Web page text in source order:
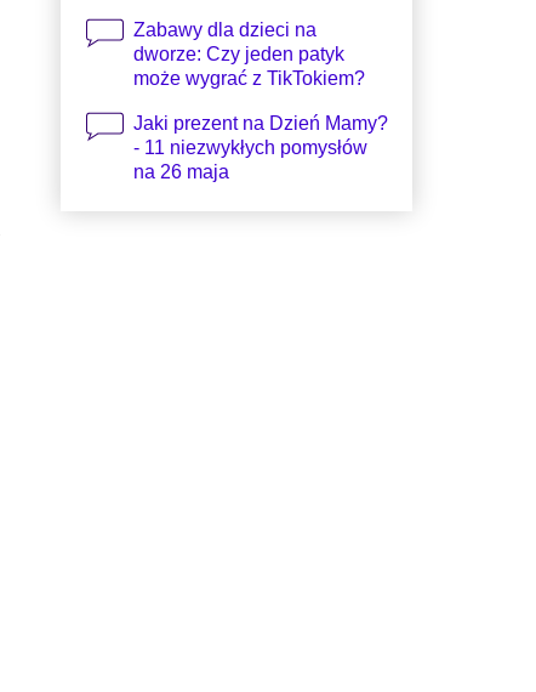
Zabawy dla dzieci na
dworze: Czy jeden patyk
może wygrać z TikTokiem?
Jaki prezent na Dzień Mamy?
- 11 niezwykłych pomysłów
na 26 maja